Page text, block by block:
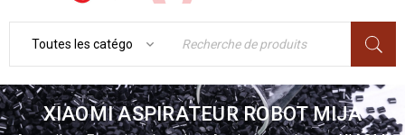
XIAOMI ASPIRATEUR ROBOT MIJA